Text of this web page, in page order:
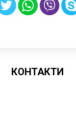
КОНТАКТИ